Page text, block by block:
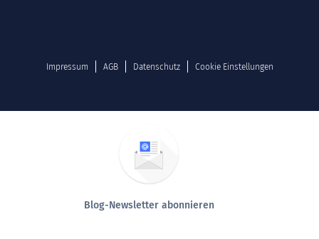
Impressum AGB Datenschutz Cookie Einstellungen
Blog-Newsletter abonnieren